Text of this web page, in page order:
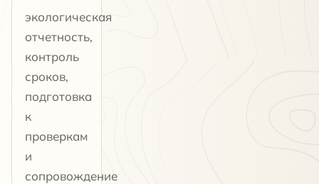
экологическая
отчетность,
контроль
сроков,
подготовка
к
проверкам
и
сопровождение